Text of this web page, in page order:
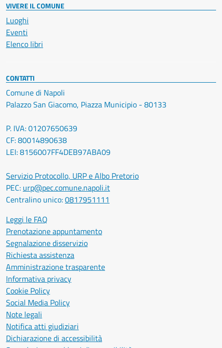
VIVERE IL COMUNE
Luoghi
Eventi
Elenco libri
CONTATTI
Comune di Napoli
Palazzo San Giacomo, Piazza Municipio - 80133
P. IVA: 01207650639
CF: 80014890638
LEI: 8156007FF4DEB97ABA09
Servizio Protocollo, URP e Albo Pretorio
PEC: urp@pec.comune.napoli.it
Centralino unico:0817951111
Leggi le FAQ
Prenotazione appuntamento
Segnalazione disservizio
Richiesta assistenza
Amministrazione trasparente
Informativa privacy
Cookie Policy
Social Media Policy
Note legali
Notifica atti giudiziari
Dichiarazione di accessibilità